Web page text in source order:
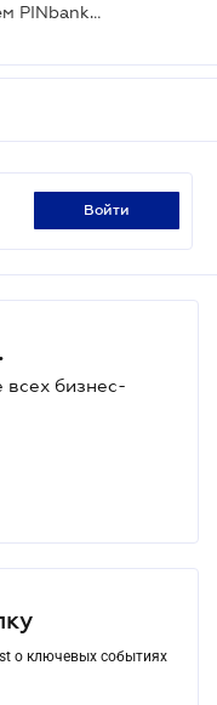
Фонд госимущества стал владельцем PINbank от имени государства вместо российского бизнесмена Гинера
войти
всех бизнес-
о ключевых событиях